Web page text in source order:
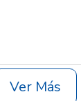
Ver Más